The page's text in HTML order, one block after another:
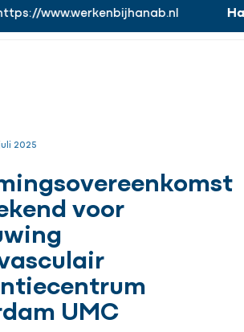
www.werkenbijhanab.nl
Werken bij
2025
voor
UMC